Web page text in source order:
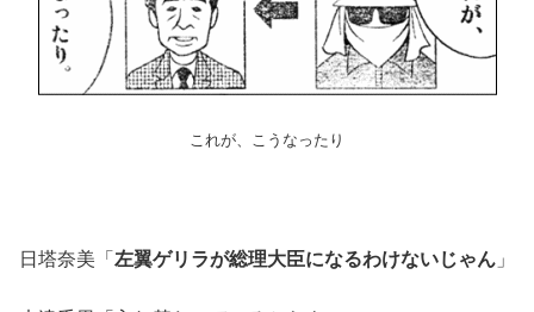
これが、こうなったり
日塔奈美「 左翼ゲリラが総理大臣になるわけないじゃん 」